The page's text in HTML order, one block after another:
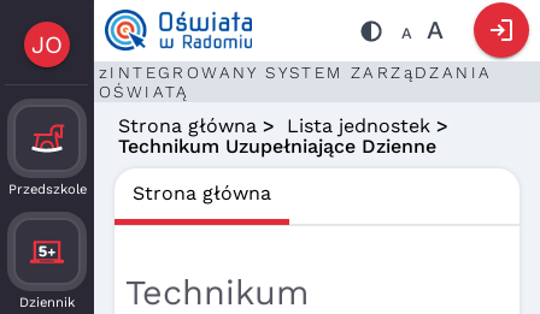
JO
Przedszkole
Dziennik
A A login
zINTEGROWANY SYSTEM ZARZąDZANIA
OŚWIATĄ
Strona główna> Lista jednostek>
Technikum Uzupełniające Dzienne
Strona główna
Technikum